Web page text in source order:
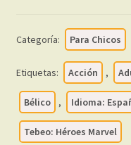
2
Colección
Completa
–
Categoría: Para Chicos
Etiquetas: Acción ,
Bélico , Idioma:
Tebeo: Héroes Marvel